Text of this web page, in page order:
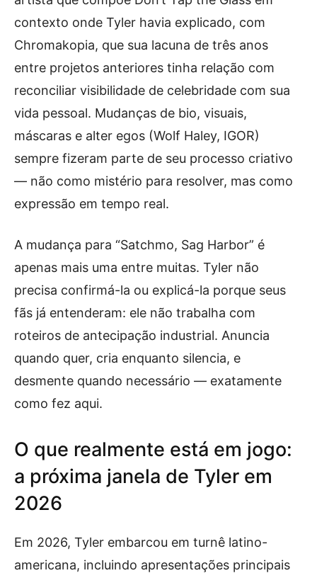
contexto onde Tyler havia explicado, com
Chromakopia, que sua lacuna de três anos
entre projetos anteriores tinha relação com
reconciliar visibilidade de celebridade com sua
vida pessoal. Mudanças de bio, visuais,
máscaras e alter egos (Wolf Haley, IGOR)
sempre fizeram parte de seu processo criativo
— não como mistério para resolver, mas como
expressão em tempo real.
A mudança para “Satchmo, Sag Harbor” é
apenas mais uma entre muitas. Tyler não
precisa confirmá-la ou explicá-la porque seus
fãs já entenderam: ele não trabalha com
roteiros de antecipação industrial. Anuncia
quando quer, cria enquanto silencia, e
desmente quando necessário — exatamente
como fez aqui.
O que realmente está em jogo:
a próxima janela de Tyler em
2026
Em 2026, Tyler embarcou em turnê latino-
americana, incluindo apresentações principais